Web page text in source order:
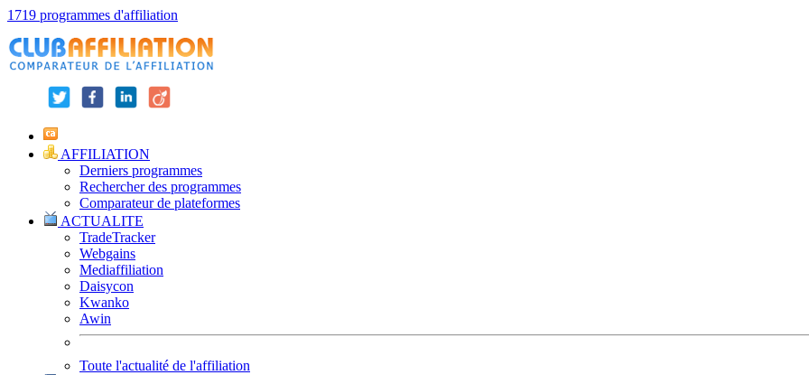
1719 programmes d'affiliation
AFFILIATION
Derniers programmes
Rechercher des programmes
Comparateur de plateformes
ACTUALITE
TradeTracker
Webgains
Mediaffiliation
Daisycon
Kwanko
Awin
Toute l'actualité de l'affiliation